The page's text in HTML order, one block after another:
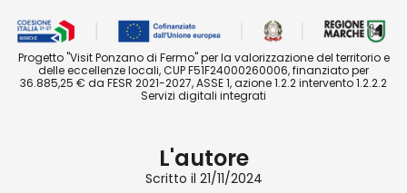
Progetto "Visit Ponzano di Fermo" per la valorizzazione del territorio e
delle eccellenze locali, CUP F51F24000260006, finanziato per
36.885,25 € da FESR 2021-2027, ASSE 1, azione 1.2.2 intervento 1.2.2.2
Servizi digitali integrati
L'autore
Scritto il 21/11/2024